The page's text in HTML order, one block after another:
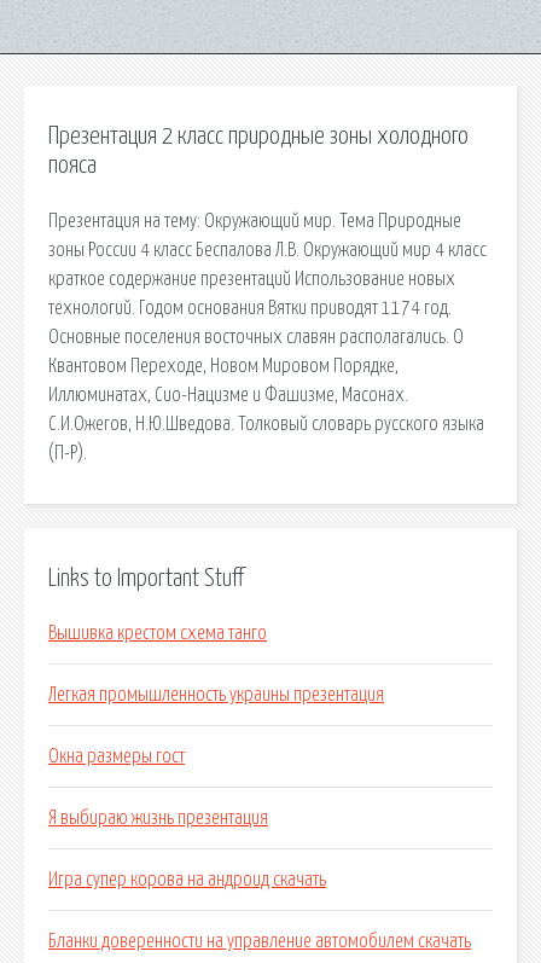
Презентация 2 класс природные зоны холодного
пояса
Презентация на тему: Окружающий мир. Тема Природные
зоны России 4 класс Беспалова Л.В. Окружающий мир 4 класс
краткое содержание презентаций Использование новых
технологий. Годом основания Вятки приводят 1174 год.
Основные поселения восточных славян располагались. О
Квантовом Переходе, Новом Мировом Порядке,
Иллюминатах, Сио-Нацизме и Фашизме, Масонах.
С.И.Ожегов, Н.Ю.Шведова. Толковый словарь русского языка
(П-Р).
Links to Important Stuff
Вышивка крестом схема танго
Легкая промышленность украины презентация
Окна размеры гост
Я выбираю жизнь презентация
Игра супер корова на андроид скачать
Бланки доверенности на управление автомобилем скачать